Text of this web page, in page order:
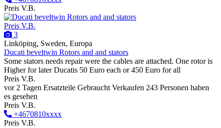
Preis V.B.
Preis V.B.
3
Linköping, Sweden, Europa
Ducati beveltwin Rotors and and stators
Some stators needs repair were the cables are attached. One rotor is
Higher for later Ducatis 50 Euro each or 450 Euro for all
Preis V.B.
vor 2 Tagen Ersatzteile Gebraucht Verkaufen 243 Personen haben
es gesehen
Preis V.B.
+4670810xxxx
Preis V.B.